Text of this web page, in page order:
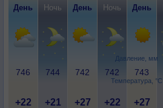
Давление, мм
Температура, °C
День Ночь День Ночь День
746 744 742 742 743
+22 +21 +27 +22 +27